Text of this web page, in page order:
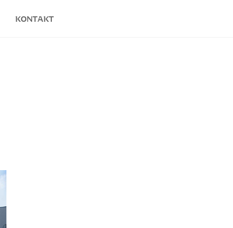
KONTAKT